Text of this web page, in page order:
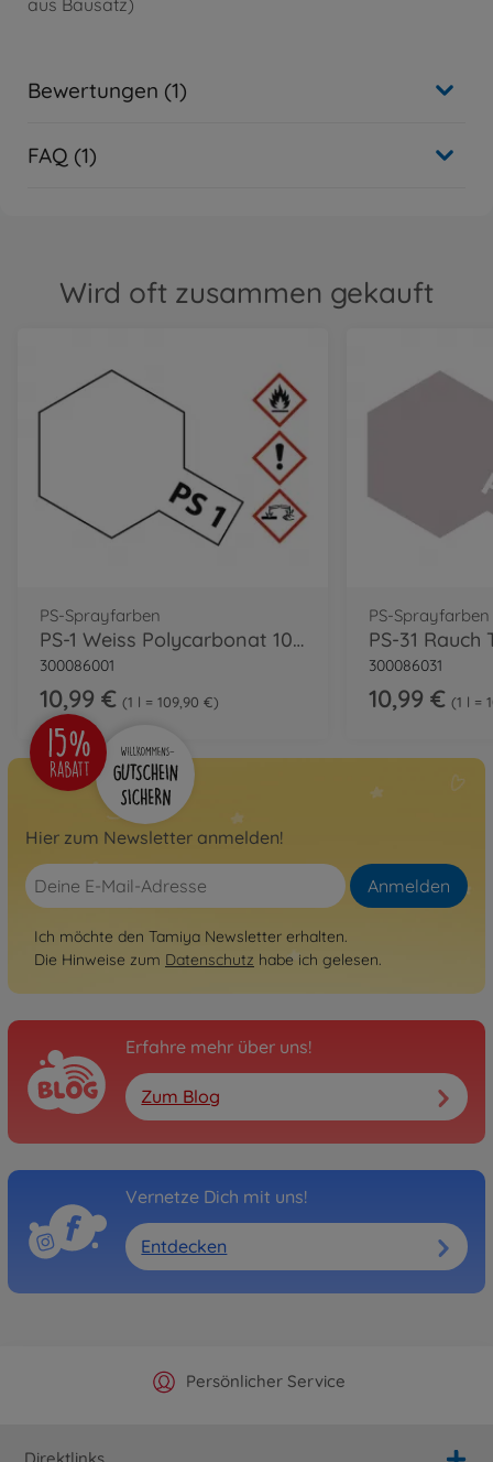
aus Bausatz)
Bewertungen (1)
FAQ (1)
Wird oft zusammen gekauft
PS-Sprayfarben
PS-1 Weiss Polycarbonat 100ml
300086001
10,99 € 1 l = 109,90 €
PS-Sprayfarben
300086031
10,99 € 1 l =
Hier zum Newsletter anmelden!
Anmelden
Ich möchte den Tamiya Newsletter erhalten.
Die Hinweise zum Datenschutz habe ich gelesen.
Erfahre mehr über uns!
Zum Blog
Vernetze Dich mit uns!
Entdecken
Offizieller Hersteller Shop
Persönlicher Service
Versandkostenfrei ab 25€
Schnelle Lieferung